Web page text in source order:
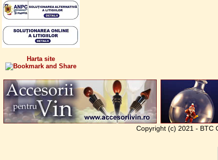
Harta site
Copyright (c) 2021 - BTC